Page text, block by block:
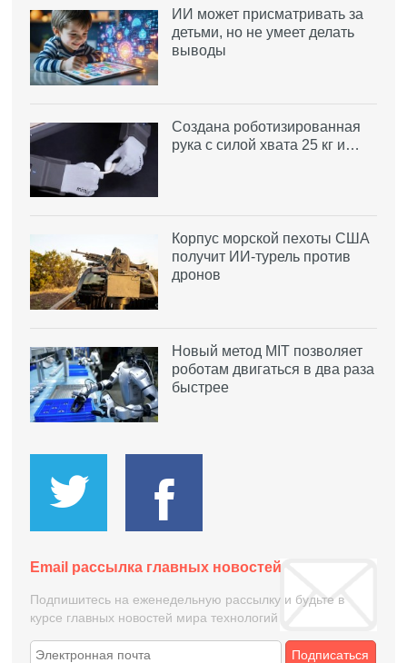
ИИ может присматривать за
детьми, но не умеет делать
выводы
Создана роботизированная
рука с силой хвата 25 кг и…
Корпус морской пехоты США
получит ИИ-турель против
дронов
Новый метод MIT позволяет
роботам двигаться в два раза
быстрее
Email рассылка главных новостей
Подпишитесь на еженедельную рассылку и будьте в
курсе главных новостей мира технологий
Подписаться